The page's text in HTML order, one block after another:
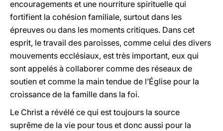
encouragements et une nourriture spirituelle qui
fortifient la cohésion familiale, surtout dans les
épreuves ou dans les moments critiques. Dans cet
esprit, le travail des paroisses, comme celui des divers
mouvements ecclésiaux, est très important, eux qui
sont appelés à collaborer comme des réseaux de
soutien et comme la main tendue de l’Église pour la
croissance de la famille dans la foi.
Le Christ a révélé ce qui est toujours la source
suprême de la vie pour tous et donc aussi pour la